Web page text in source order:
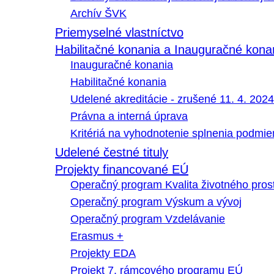
Archív ŠVK
Priemyselné vlastníctvo
Habilitačné konania a Inauguračné
Inauguračné konania
Habilitačné konania
Udelené akreditácie - zrušené 11. 4. 2024
Právna a interná úprava
Kritériá na vyhodnotenie splnenia
Udelené čestné tituly
Projekty financované EÚ
Operačný program Kvalita životného
Operačný program Výskum a vývoj
Operačný program Vzdelávanie
Erasmus +
Projekty EDA
Projekt 7. rámcového programu EÚ